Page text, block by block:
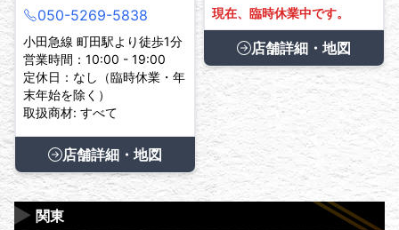
050-5269-5838
小田急線 町田駅より徒歩1分
営業時間：10:00 - 19:00
定休日：なし（臨時休業・年
末年始を除く）
取扱商材: すべて
店舗詳細・地図
現在、臨時休業中です。
店舗詳細・地図
関東
▶